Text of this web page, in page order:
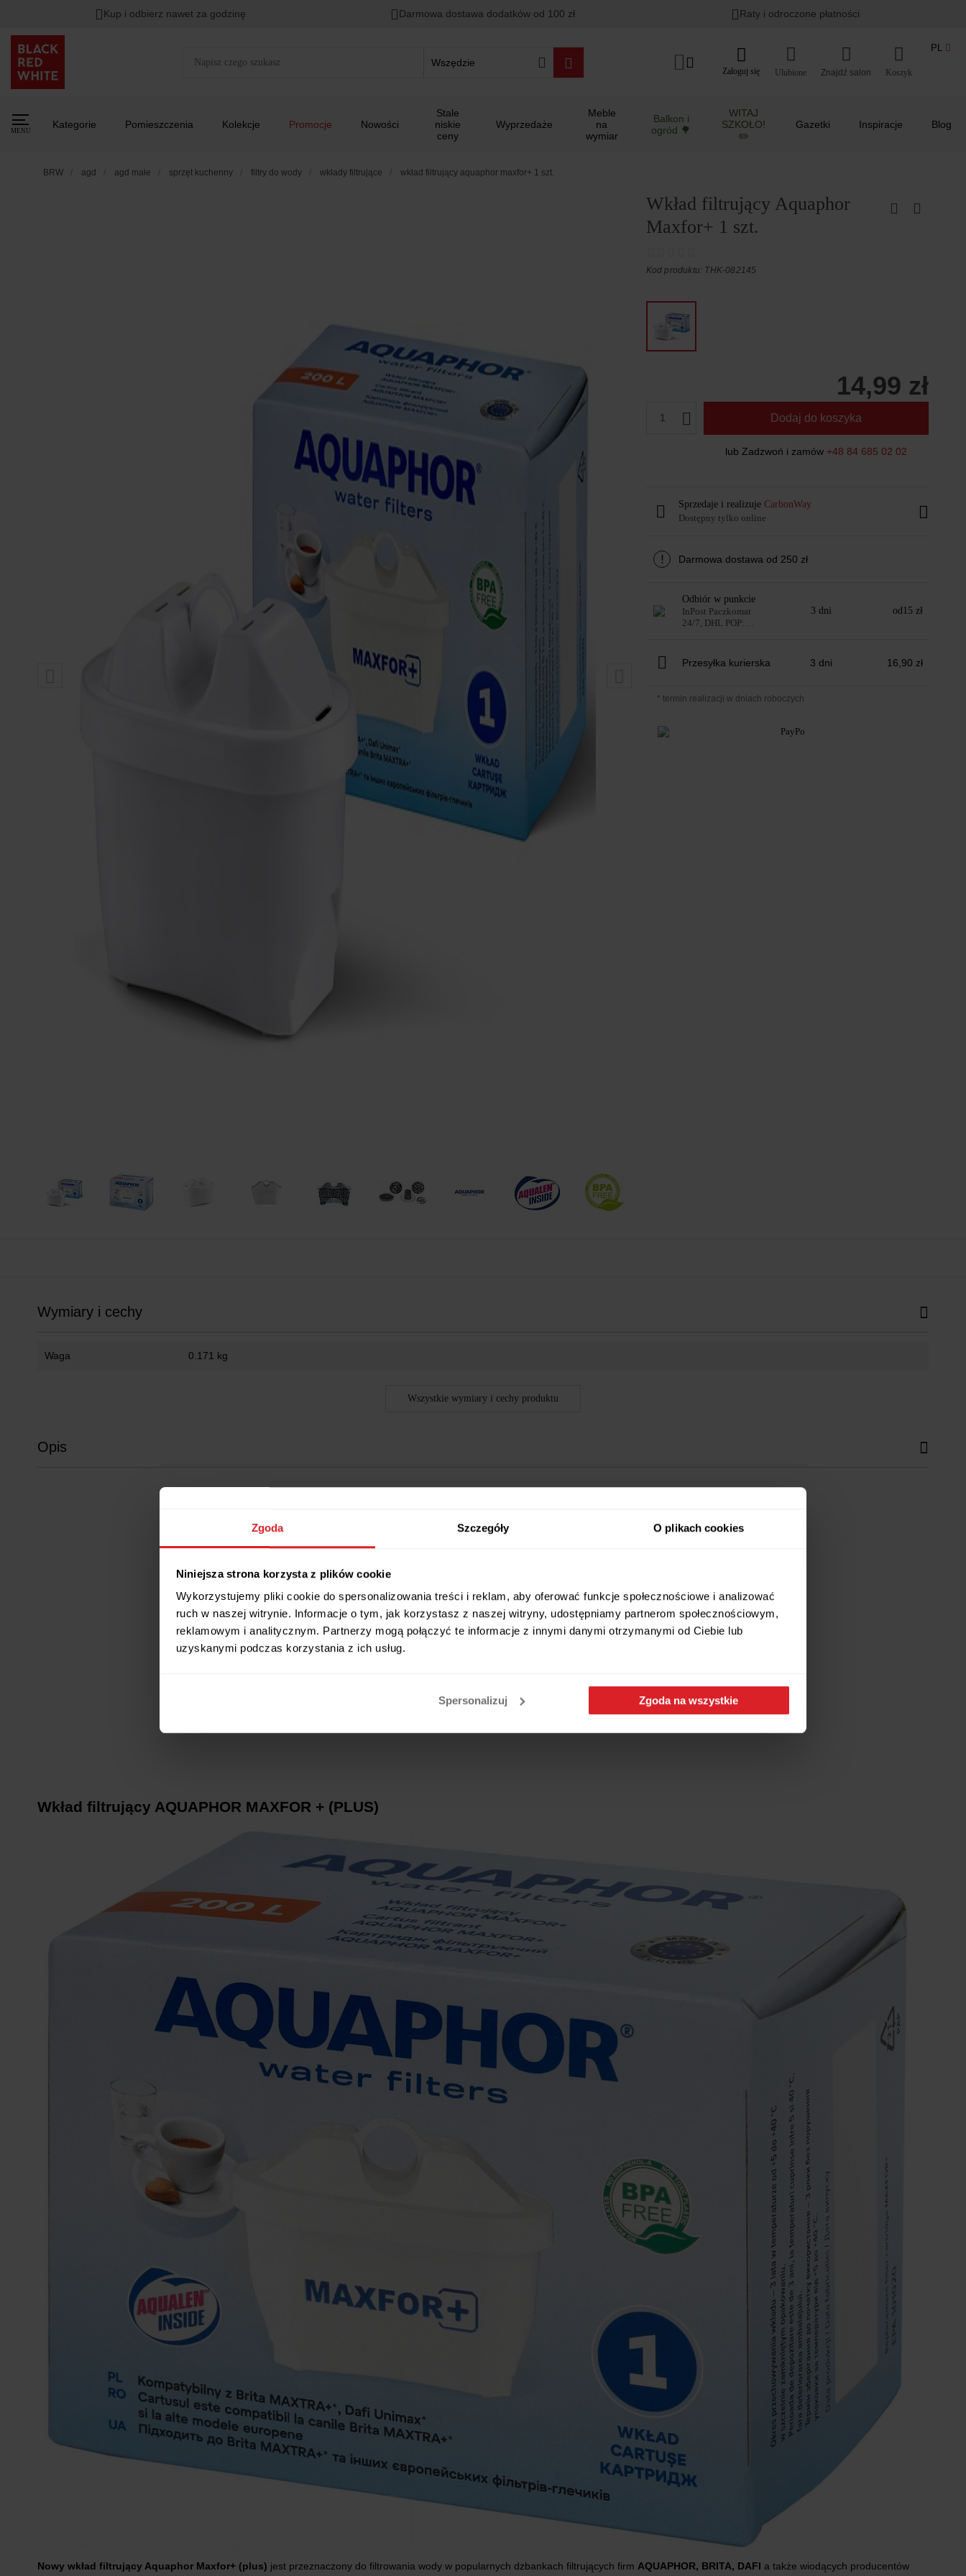
Zgoda Szczegóły O plikach cookies
Niniejsza strona korzysta z plików cookie
Wykorzystujemy pliki cookie do spersonalizowania treści i reklam, aby oferować funkcje społecznościowe i analizować
ruch w naszej witrynie. Informacje o tym, jak korzystasz z naszej witryny, udostępniamy partnerom społecznościowym,
reklamowym i analitycznym. Partnerzy mogą połączyć te informacje z innymi danymi otrzymanymi od Ciebie lub
uzyskanymi podczas korzystania z ich usług.
Spersonalizuj Zgoda na wszystkie
Kup i odbierz nawet za godzinę Darmowa dostawa dodatków od 100 zł Raty i odroczone płatności
Wszędzie
Zaloguj się Ulubione Koszyk
PL
MENU
Kategorie Pomieszczenia Kolekcje Promocje Nowości
Stale
niskie
ceny
Wyprzedaże
Meble
na
wymiar
Balkon i
ogród 🌳
WITAJ
SZKOŁO!
✏️
Gazetki Inspiracje Blog
BRW agd agd małe sprzęt kuchenny filtry do wody wkłady filtrujące wkład filtrujący aquaphor maxfor+ 1 szt.
Wkład filtrujący Aquaphor
Maxfor+ 1 szt.
Kod produktu: THK-082145
14,99 zł
1 Dodaj do koszyka
lub Zadzwoń i zamów +48 84 685 02 02
Sprzedaje i realizuje CarbonWay
Dostępny tylko online
! Darmowa dostawa od 250 zł
Odbiór w punkcie
InPost Paczkomat
24/7, DHL POP:
3 dni od 15 zł
Przesyłka kurierska 3 dni 16,90 zł
* termin realizacji w dniach roboczych
Wymiary i cechy
Waga 0.171 kg
Wszystkie wymiary i cechy produktu
Opis
Wkład filtrujący AQUAPHOR MAXFOR + (PLUS)
Nowy wkład filtrujący Aquaphor Maxfor+ (plus) jest przeznaczony do filtrowania wody w popularnych dzbankach filtrujących firm AQUAPHOR, BRITA, DAFI a także wiodących producentów